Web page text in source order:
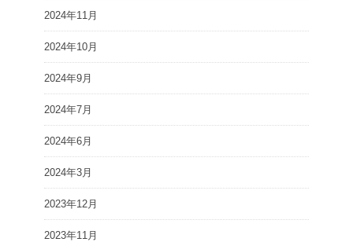
2024年11月
2024年10月
2024年9月
2024年7月
2024年6月
2024年3月
2023年12月
2023年11月